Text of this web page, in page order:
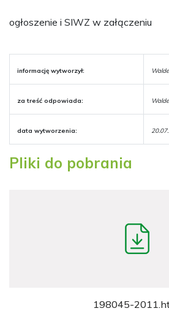
ogłoszenie i SIWZ w załączeniu
informację wytworzył:
za treść odpowiada:
data wytworzenia:
Pliki do pobrania
198045-